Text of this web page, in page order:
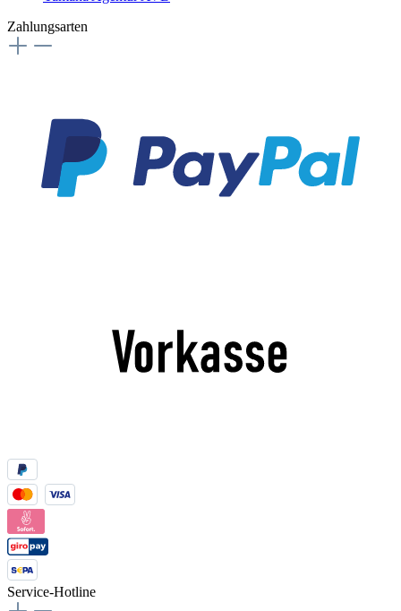
Zahlungsarten
Service-Hotline